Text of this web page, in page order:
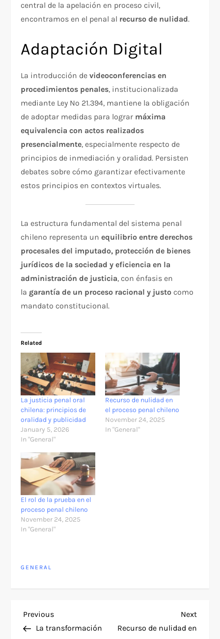
central de la apelación en proceso civil,
encontramos en el penal al recurso de nulidad.​
Adaptación Digital
La introducción devideoconferencias en
procedimientos penales, institucionalizada
mediante Ley Nº 21.394, mantiene la obligación
de adoptar medidas para lograr máxima
equivalencia con actos realizados
presencialmente, especialmente respecto de
principios de inmediación y oralidad. Persisten
debates sobre cómo garantizar efectivamente
estos principios en contextos virtuales.​
La estructura fundamental del sistema penal
chileno representa unequilibrio entre derechos
procesales del imputado, protección de bienes
jurídicos de la sociedad y eficiencia en la
administración de justicia, con énfasis en
la garantía de un proceso racional y justo como
mandato constitucional.​
Related
La justicia penal oral
chilena: principios de
oralidad y publicidad
January 5, 2026
In "General"
Recurso de nulidad en
el proceso penal chileno
November 24, 2025
In "General"
El rol de la prueba en el
proceso penal chileno
November 24, 2025
In "General"
GENERAL
P
Previous
Post
Previous
La transformación
Next
Post
Next
Recurso de nulidad en